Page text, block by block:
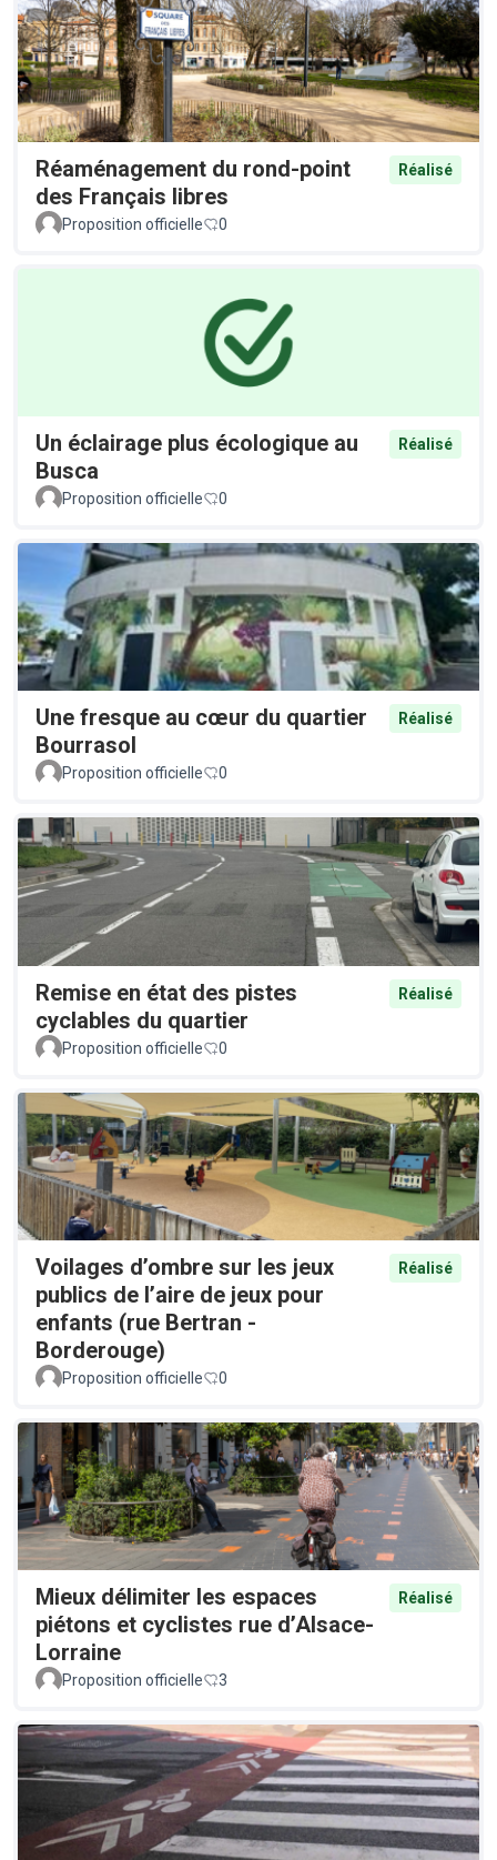
Réaménagement du rond-point
des Français libres
Réalisé
Proposition officielle 0
Un éclairage plus écologique au
Busca
Réalisé
Proposition officielle 0
Une fresque au cœur du quartier
Bourrasol
Réalisé
Proposition officielle 0
Remise en état des pistes
cyclables du quartier
Réalisé
Proposition officielle 0
Voilages d’ombre sur les jeux
publics de l’aire de jeux pour
enfants (rue Bertran -
Borderouge)
Réalisé
Proposition officielle 0
Mieux délimiter les espaces
piétons et cyclistes rue d’Alsace-
Lorraine
Réalisé
Proposition officielle 3